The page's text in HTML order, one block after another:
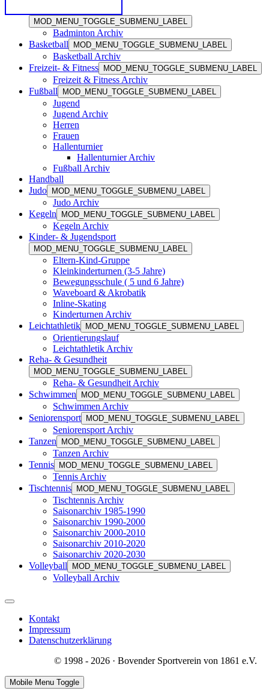
MOD_MENU_TOGGLE_SUBMENU_LABEL
Badminton Archiv
Basketball
MOD_MENU_TOGGLE_SUBMENU_LABEL
Basketball Archiv
Freizeit- & Fitness MOD_MENU_TOGGLE_SUBMENU_LABEL
Freizeit & Fitness Archiv
Fußball
MOD_MENU_TOGGLE_SUBMENU_LABEL
Jugend
Jugend Archiv
Herren
Frauen
Hallenturnier
Hallenturnier Archiv
Fußball Archiv
Handball
Judo MOD_MENU_TOGGLE_SUBMENU_LABEL
Judo Archiv
Kegeln
MOD_MENU_TOGGLE_SUBMENU_LABEL
Kegeln Archiv
Kinder- & Jugendsport
MOD_MENU_TOGGLE_SUBMENU_LABEL
Eltern-Kind-Gruppe
Kleinkinderturnen (3-5 Jahre)
Bewegungsschule ( 5 und 6 Jahre)
Waveboard & Akrobatik
Inline-Skating
Kinderturnen Archiv
Leichtathletik MOD_MENU_TOGGLE_SUBMENU_LABEL
Orientierungslauf
Leichtathletik Archiv
Reha- & Gesundheit
MOD_MENU_TOGGLE_SUBMENU_LABEL
Reha- & Gesundheit Archiv
Schwimmen
MOD_MENU_TOGGLE_SUBMENU_LABEL
Schwimmen Archiv
Seniorensport MOD_MENU_TOGGLE_SUBMENU_LABEL
Seniorensport Archiv
Tanzen
MOD_MENU_TOGGLE_SUBMENU_LABEL
Tanzen Archiv
Tennis MOD_MENU_TOGGLE_SUBMENU_LABEL
Tennis Archiv
Tischtennis MOD_MENU_TOGGLE_SUBMENU_LABEL
Tischtennis Archiv
Saisonarchiv 1985-1990
Saisonarchiv 1990-2000
Saisonarchiv 2000-2010
Saisonarchiv 2010-2020
Saisonarchiv 2020-2030
Volleyball
MOD_MENU_TOGGLE_SUBMENU_LABEL
Volleyball Archiv
Kontakt
Impressum
Datenschutzerklärung
© 1998 - 2026 · Bovender Sportverein von 1861 e.V.
Mobile Menu Toggle